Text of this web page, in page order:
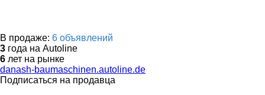
В продаже: 6 объявлений
3 года на Autoline
6 лет на рынке
danash-baumaschinen.autoline.de
Подписаться на продавца